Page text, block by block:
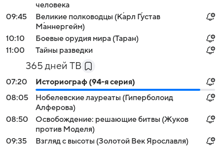
человека
09:45
Великие полководцы (Ка́рл Гу́став
Ма́ннергейм)
10:10
Боевые орудия мира (Таран)
11:00
Тайны разведки
365 дней ТВ
07:20
Историограф (94-я серия)
08:05
Нобелевские лауреаты (Гиперболоид
Алферова)
08:50
Освобождение: решающие битвы (Жуков
против Моделя)
09:35
Взгляд с высоты (Золотой Век Ярославля)